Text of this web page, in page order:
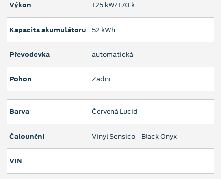
Výkon 125 kW/170 k
Kapacita akumulátoru 52 kWh
Převodovka automatická
Pohon Zadní
Barva Červená Lucid
Čalounění Vinyl Sensico - Black Onyx
VIN